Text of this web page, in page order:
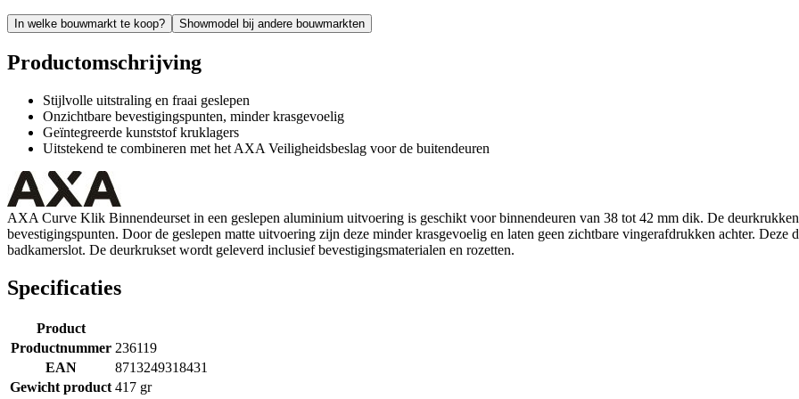
In welke bouwmarkt te koop? Showmodel bij andere bouwmarkten
Productomschrijving
Stijlvolle uitstraling en fraai geslepen
Onzichtbare bevestigingspunten, minder krasgevoelig
Geïntegreerde kunststof kruklagers
Uitstekend te combineren met het AXA Veiligheidsbeslag voor de buitendeuren
AXA Curve Klik Binnendeurset in een geslepen aluminium uitvoering is geschikt voor binnendeuren van 38 tot 42 mm dik. De
bevestigingspunten. Door de geslepen matte uitvoering zijn deze minder krasgevoelig en laten geen zichtbare vingerafdrukken achter.
badkamerslot. De deurkrukset wordt geleverd inclusief bevestigingsmaterialen en rozetten.
Specificaties
Product
Productnummer 236119
EAN
8713249318431
Gewicht product 417 gr